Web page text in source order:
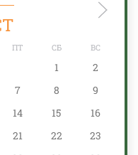
ПТ СБ ВС
1
2
7 8
9
14 15
16
21 22
23